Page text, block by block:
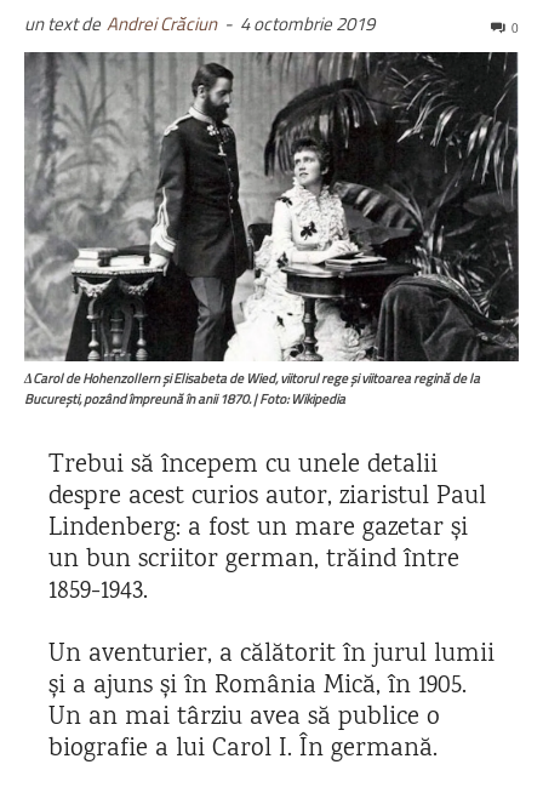
un text de Andrei Crăciun - 4 octombrie 2019 0
ΔCarol de Hohenzollern și Elisabeta de Wied, viitorul rege și viitoarea regină de la
București, pozând împreună în anii 1870. | Foto: Wikipedia
Trebui să începem cu unele detalii
despre acest curios autor, ziaristul Paul
Lindenberg: a fost un mare gazetar și
un bun scriitor german, trăind între
1859-1943.
Un aventurier, a călătorit în jurul lumii
și a ajuns și în România Mică, în 1905.
Un an mai târziu avea să publice o
biografie a lui Carol I. În germană.